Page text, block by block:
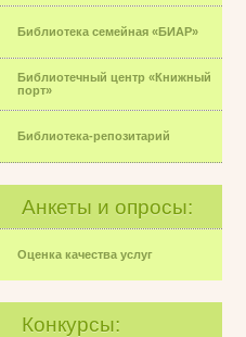
Библиотека семейная «БИАР»
Библиотечный центр «Книжный
порт»
Библиотека-репозитарий
Анкеты и опросы:
Оценка качества услуг
Конкурсы: